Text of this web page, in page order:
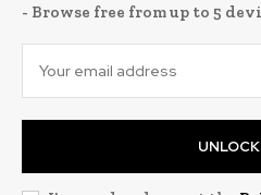
- Browse free from up to 5